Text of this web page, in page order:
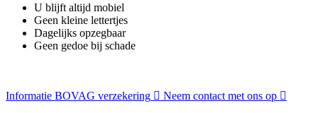
U blijft altijd mobiel
Geen kleine lettertjes
Dagelijks opzegbaar
Geen gedoe bij schade
Informatie BOVAG verzekering Neem contact met ons op